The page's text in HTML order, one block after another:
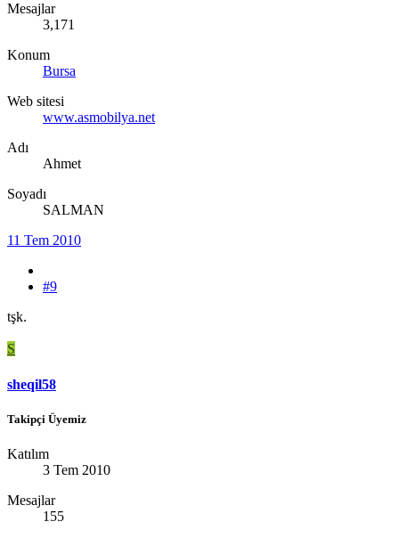
Mesajlar
3,171
Konum
Bursa
Web sitesi
www.asmobilya.net
Adı
Ahmet
Soyadı
SALMAN
11 Tem 2010
#9
tşk.
S
sheqil58
Takipçi Üyemiz
Katılım
3 Tem 2010
Mesajlar
155